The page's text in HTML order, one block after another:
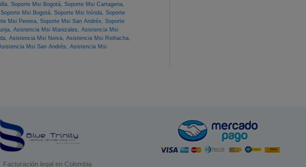
Soporte Msi Bogotá, Soporte Msi Cartagena,
Soporte Msi Bogotá, Soporte Msi Inírida, Soporte
Msi Pereira, Soporte Msi San Andrés, Soporte
Asistencia Msi Manizales, Asistencia Msi
Asistencia Msi Neiva, Asistencia Msi Riohacha,
Msi San Andrés, Asistencia Msi
Facturación legal en Colombia